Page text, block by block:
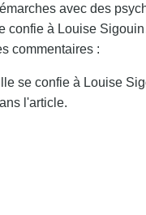
avec des
confie à Louise
commentaires :
se confie à Louise
l'article.